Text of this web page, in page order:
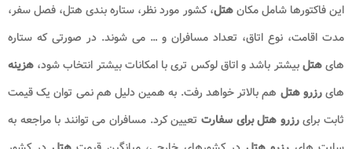
این فاکتورها شامل مکانهتل، کشور مورد نظر، ستاره بندی هتل، فصل سفر،
مدت اقامت، نوع اتاق، تعداد مسافران و … می شوند. در صورتی که ستاره
هایهتلبیشتر باشد و اتاق لوکس تری با امکانات بیشتر انتخاب شود، هزینه
هایرزرو هتل هم بالاتر خواهد رفت. به همین دلیل هم نمی توان یک قیمت
ثابت برایرزرو هتل برای سفارت تعیین کرد. مسافران می توانند با مراجعه به